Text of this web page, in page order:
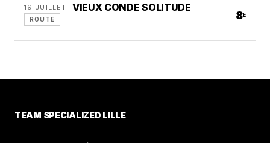
19 JUILLET VIEUX CONDE SOLITUDE
ROUTE 8E
TEAM SPECIALIZED LILLE